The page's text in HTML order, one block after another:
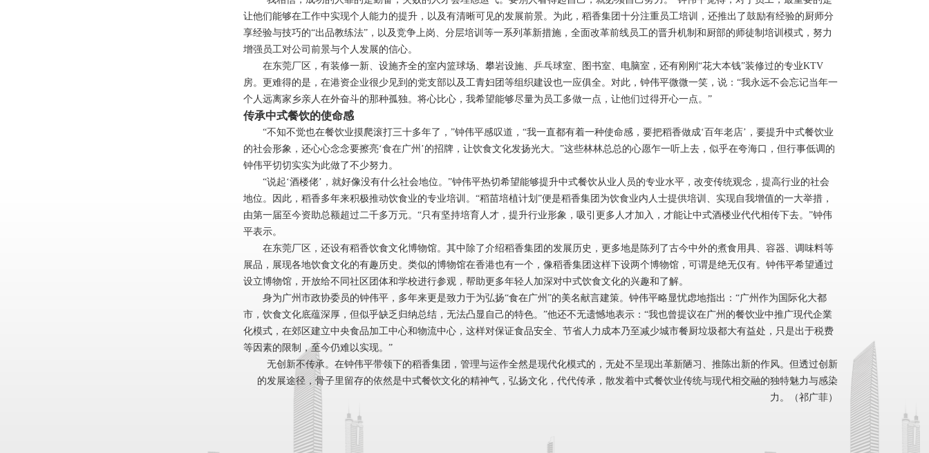
让他们能够在工作中实现个人能力的提升，以及有清晰可见的发展前景。为此，稻香集团十分注重员工培训，还推出了鼓励有经验的厨师分
享经验与技巧的“出品教练法”，以及竞争上岗、分层培训等一系列革新措施，全面改革前线员工的晋升机制和厨部的师徒制培训模式，努力
增强员工对公司前景与个人发展的信心。
在东莞厂区，有装修一新、设施齐全的室内篮球场、攀岩设施、乒乓球室、图书室、电脑室，还有刚刚“花大本钱”装修过的专业KTV
房。更难得的是，在港资企业很少见到的党支部以及工青妇团等组织建设也一应俱全。对此，钟伟平微微一笑，说：“我永远不会忘记当年一
个人远离家乡亲人在外奋斗的那种孤独。将心比心，我希望能够尽量为员工多做一点，让他们过得开心一点。”
传承中式餐饮的使命感
“不知不觉也在餐饮业摸爬滚打三十多年了，”钟伟平感叹道，“我一直都有着一种使命感，要把稻香做成‘百年老店’，要提升中式餐饮业
的社会形象，还心心念念要擦亮‘食在广州’的招牌，让饮食文化发扬光大。”这些林林总总的心愿乍一听上去，似乎在夸海口，但行事低调的
钟伟平切切实实为此做了不少努力。
“说起‘酒楼佬’，就好像没有什么社会地位。”钟伟平热切希望能够提升中式餐饮从业人员的专业水平，改变传统观念，提高行业的社会
地位。因此，稻香多年来积极推动饮食业的专业培训。“稻苗培植计划”便是稻香集团为饮食业内人士提供培训、实现自我增值的一大举措，
由第一届至今资助总额超过二千多万元。“只有坚持培育人才，提升行业形象，吸引更多人才加入，才能让中式酒楼业代代相传下去。”钟伟
平表示。
在东莞厂区，还设有稻香饮食文化博物馆。其中除了介绍稻香集团的发展历史，更多地是陈列了古今中外的煮食用具、容器、调味料等
展品，展现各地饮食文化的有趣历史。类似的博物馆在香港也有一个，像稻香集团这样下设两个博物馆，可谓是绝无仅有。钟伟平希望通过
设立博物馆，开放给不同社区团体和学校进行参观，帮助更多年轻人加深对中式饮食文化的兴趣和了解。
身为广州市政协委员的钟伟平，多年来更是致力于为弘扬“食在广州”的美名献言建策。钟伟平略显忧虑地指出：“广州作为国际化大都
市，饮食文化底蕴深厚，但似乎缺乏归纳总结，无法凸显自己的特色。”他还不无遗憾地表示：“我也曾提议在广州的餐饮业中推广現代企業
化模式，在郊区建立中央食品加工中心和物流中心，这样对保证食品安全、节省人力成本乃至减少城市餐厨垃圾都大有益处，只是出于税费
等因素的限制，至今仍难以实现。”
无创新不传承。在钟伟平带领下的稻香集团，管理与运作全然是现代化模式的，无处不呈现出革新陋习、推陈出新的作风。但透过创新
的发展途径，骨子里留存的依然是中式餐饮文化的精神气，弘扬文化，代代传承，散发着中式餐饮业传统与现代相交融的独特魅力与感染
力。（祁广菲）